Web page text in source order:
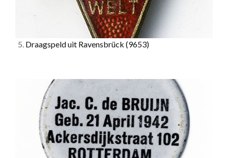
5. Draagspeld uit Ravensbrück (9653)